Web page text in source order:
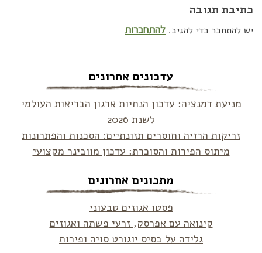
כתיבת תגובה
יש להתחבר כדי להגיב. להתחברות
עדכונים אחרונים
מניעת דמנציה: עדכון הנחיות ארגון הבריאות העולמי
לשנת 2026
זריקות הרזיה וחוסרים תזונתיים: הסכנות והפתרונות
מיתוס הפירות והסוכרת: עדכון מוובינר מקצועי
מתכונים אחרונים
פסטו אגוזים טבעוני
קינואה עם אפרסק, זרעי פשתה ואגוזים
גלידה על בסיס יוגורט סויה ופירות